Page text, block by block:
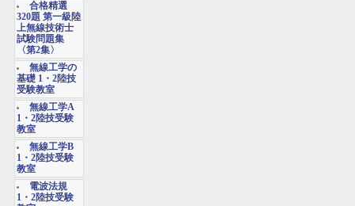
合格精選
320題 第一級陸
上無線技術士
試験問題集
〈第2集〉
無線工学の
基礎 1・2陸技
受験教室
無線工学A
1・2陸技受験
教室
無線工学B
1・2陸技受験
教室
電波法規
1・2陸技受験